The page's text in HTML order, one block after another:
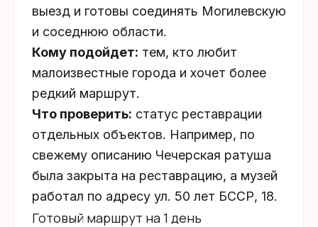
выезд и готовы соединять Могилевскую
и соседнюю области.
Кому подойдет: тем, кто любит
малоизвестные города и хочет более
редкий маршрут.
Что проверить: статус реставрации
отдельных объектов. Например, по
свежему описанию Чечерская ратуша
была закрыта на реставрацию, а музей
работал по адресу ул. 50 лет БССР, 18.
Готовый маршрут на 1 день